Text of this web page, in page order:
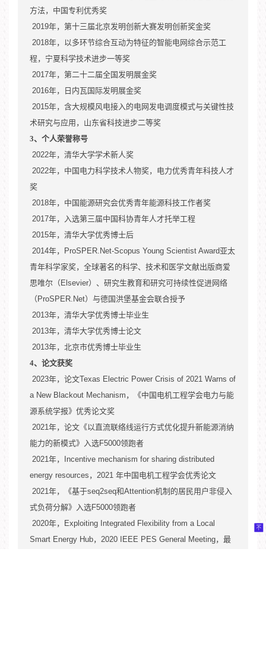
方法，中国专利优秀奖
2019年，第十三届北京发明创新大赛发明创新奖金奖
2018年，以多环节综合互动为特征的智能电网综合示范工
程，宁夏科学技术进步一等奖
2017年，第二十二届全国发明展金奖
2016年，日内瓦国际发明展金奖
2015年，含大规模风电接入的电网发电调度模式与关键性技
术研究与应用，山东省科技进步二等奖
3、个人荣誉称号
2022年，清华大学学术新人奖
2022年，中国电力科学技术人物奖，电力优秀青年科技人才
奖
2018年，中国能源研究会优秀青年能源科技工作者奖
2017年，入选第三届中国科协青年人才托举工程
2015年，清华大学优秀博士后
2014年， ProSPER.Net-Scopus Young Scientist Award亚太
青年科学家奖，全球著名的科学、技术和医学文献出版商爱
思唯尔（ Elsevier）、研究生教育和研究可持续性促进网络
（ ProSPER.Net）与德国洪堡基金会联合授予
2013年，清华大学优秀博士毕业生
2013年，清华大学优秀博士论文
2013年，北京市优秀博士毕业生
4、论文获奖
2023年，论文Texas Electric Power Crisis of 2021 Warns of
a New Blackout Mechanism ，《中国电机工程学会电力与能
源系统学报》优秀论文奖
2021 年，论文《以直流联络线运行方式优化提升新能源消纳
能力的新模式》入选F5000领跑者
2021 年，
Incentive mechanism for sharing distributed
energy resources ， 2021 年中国电机工程学会优秀论文
2021 年，《基于seq2seq和Attention机制的居民用户非侵入
式负荷分解》入选F5000领跑者
2020年，
Exploiting Integrated Flexibility from a Local
Smart Energy Hub， 2020 IEEE PES General Meeting，最
2020.12-2022.12
2020.12-2023.12